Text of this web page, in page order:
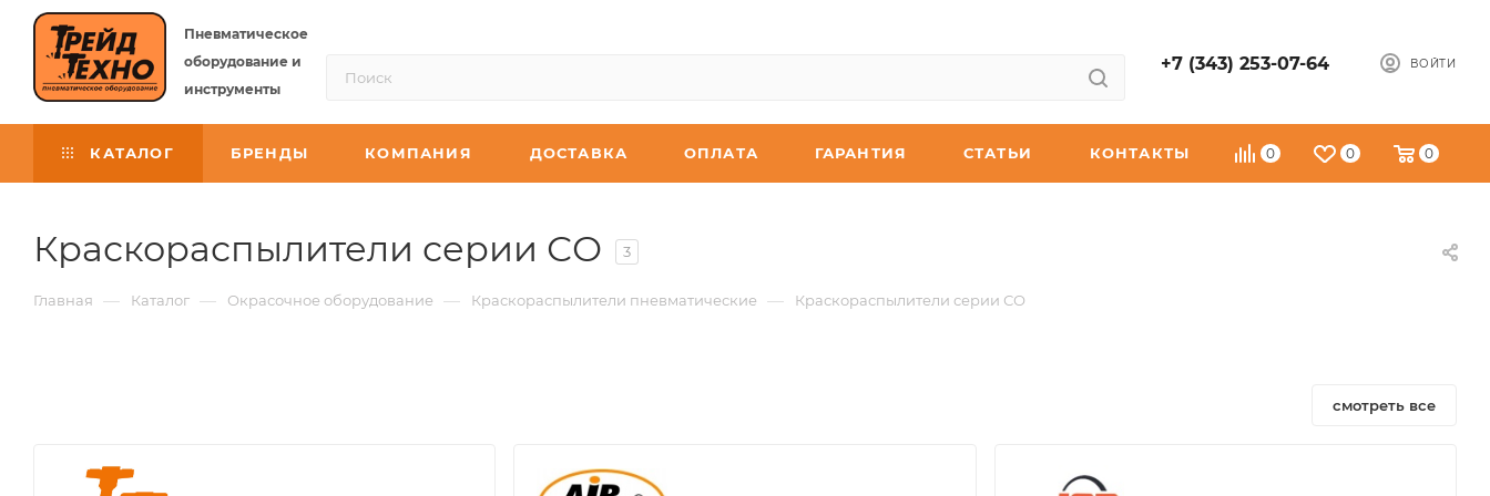
Пневматическое
оборудование и
инструменты
+7 (343) 253-07-64 ВОЙТИ
0 0 0
КАТАЛОГ БРЕНДЫ КОМПАНИЯ ДОСТАВКА ОПЛАТА ГАРАНТИЯ СТАТЬИ КОНТАКТЫ
Краскораспылители серии СО 3
Главная — Каталог — Окрасочное оборудование — Краскораспылители пневматические — Краскораспылители серии СО
смотреть все